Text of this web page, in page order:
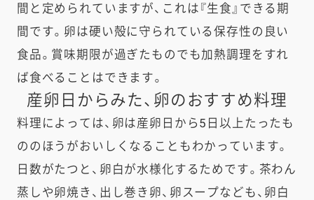
間と定められていますが、これは『生食』できる期
間です。卵は硬い殻に守られている保存性の良い
食品。賞味期限が過ぎたものでも加熱調理をすれ
ば食べることはできます。
産卵日からみた、卵のおすすめ料理
料理によっては、卵は産卵日から5日以上たったも
ののほうがおいしくなることもわかっています。
日数がたつと、卵白が水様化するためです。茶わん
蒸しや卵焼き、出し巻き卵、卵スープなども、卵白